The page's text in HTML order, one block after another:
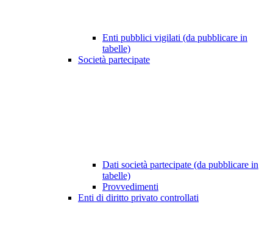
Enti pubblici vigilati (da pubblicare in
tabelle)
Società partecipate
Dati società partecipate (da pubblicare in
tabelle)
Provvedimenti
Enti di diritto privato controllati